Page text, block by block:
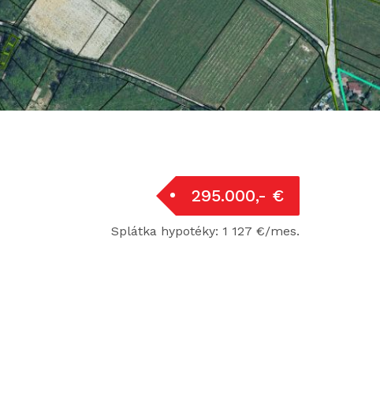
295.000,- €
Splátka hypotéky: 1 127 €/mes.